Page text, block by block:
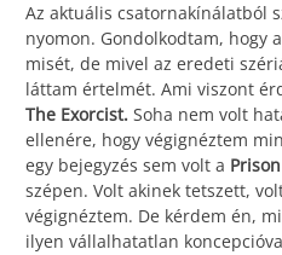
Az aktuális csatornakínálatból
nyomon. Gondolkodtam, hogy
misét, de mivel az eredeti
láttam értelmét. Ami viszont
The Exorcist. Soha nem volt
ellenére, hogy végignéztem
egy bejegyzés sem volt a
szépen. Volt akinek tetszett,
végignéztem. De kérdem én,
ilyen vállalhatatlan